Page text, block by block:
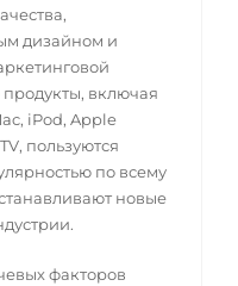
дизайном и
продукты, включая
iPod, Apple
пользуются
по всему
новые
факторов